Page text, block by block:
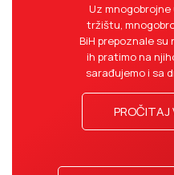
Uz
tržištu,
BiH prepoznale
ih pratimo na
sarađujemo i sa
PROČITAJ